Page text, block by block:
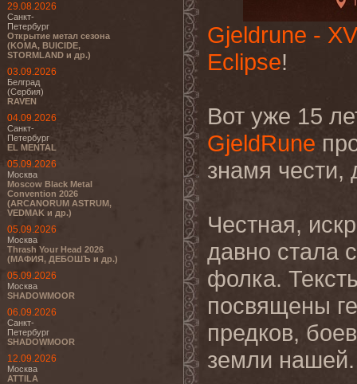
29.08.2026
Санкт-
Петербург
Открытие метал сезона
(KOMA, BUICIDE,
STORMLAND и др.)
03.09.2026
Белград
(Сербия)
RAVEN
04.09.2026
Санкт-
Петербург
EL MENTAL
05.09.2026
Москва
Moscow Black Metal
Convention 2026
(ARCANORUM ASTRUM,
VEDMAK и др.)
05.09.2026
Москва
Thrash Your Head 2026
(МАФИЯ, ДЕБОШЪ и др.)
05.09.2026
Москва
SHADOWMOOR
06.09.2026
Санкт-
Петербург
SHADOWMOOR
12.09.2026
Москва
ATTILA
Gjeldrune -
Eclipse!
Вот уже 15
GjeldRune
знамя чести,
Честная,
давно стала
фолка.
посвящены
предков,
земли нашей.